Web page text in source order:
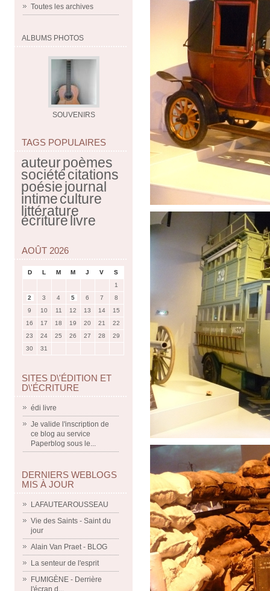
Toutes les archives
ALBUMS PHOTOS
SOUVENIRS
TAGS POPULAIRES
auteurpoèmes
sociétécitations
poésiejournal
intimeculture
littérature
écriturelivre
AOÛT 2026
D L M M J V
S
1
2
3 4 5 6 7
8
9
10 11 12 13 14
15
16
17 18 19 20 21
22
23
24 25 26 27 28
29
30
31
SITES D\'ÉDITION ET
D\'ÉCRITURE
édi livre
Je valide l'inscription de
ce blog au service
Paperblog sous le...
DERNIERS WEBLOGS
MIS À JOUR
LAFAUTEAROUSSEAU
Vie des Saints - Saint du
jour
Alain Van Praet - BLOG
La senteur de l'esprit
FUMIGÈNE - Derrière
l'écran d...